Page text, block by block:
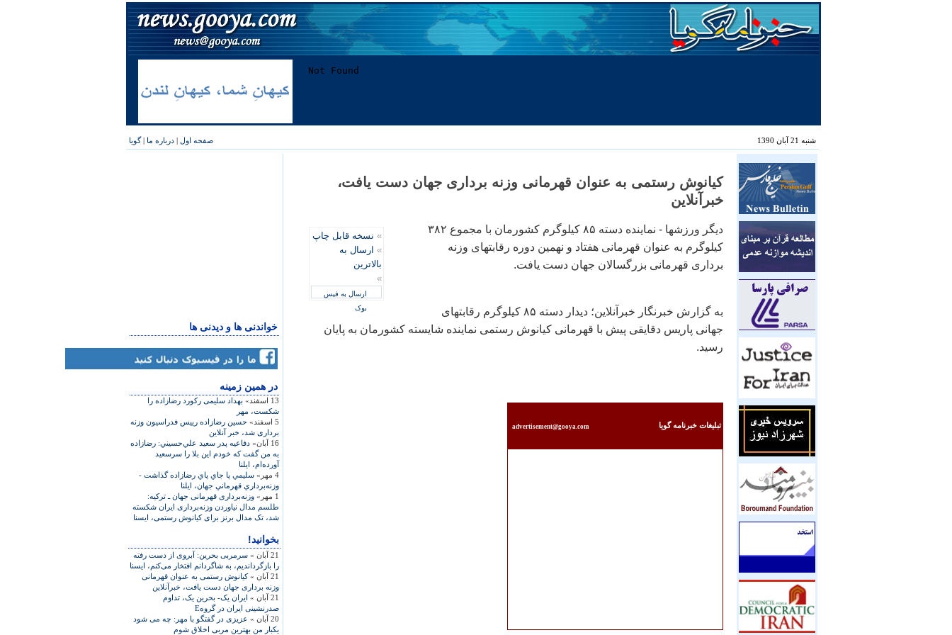
شنبه 21 آبان 1390 صفحه اول | درباره ما |گویا
خواندنی ها و دیدنی ها
در همين زمينه
13 اسفند»
بهداد سليمی رکورد رضازاده را
شکست، مهر
5 اسفند»
حسين رضازاده رييس فدراسيون وزنه
برداری شد، خبر آنلاين
16 آبان»
دفاعيه پدر سعيد علي‌حسيني: رضازاده
به من گفت كه خودم اين بلا را سرسعيد
آورده‌ام، ايلنا
4 مهر»
سليمي پا جاي پاي رضازاده گذاشت -
وزنه‌برداري قهرماني جهان، ایلنا
1 مهر»
وزنه‌برداری قهرمانی جهان ـ ترکيه:
طلسم مدال نياوردن وزنه‌برداری ايران شکسته
شد، تک مدال برنز برای کيانوش رستمی، ايسنا
بخوانید!
21 آبان »
سرمربی بحرين: آبروی از دست رفته
را بازگردانديم، به شاگردانم افتخار می‌کنم، ايسنا
21 آبان »
کيانوش رستمی به عنوان قهرمانی
وزنه برداری جهان دست يافت، خبرآنلاين
21 آبان »
ایران یک- بحرین یک، تداوم
صدرنشینی ایران در گروهE
20 آبان »
عزیزی در گفتگو با مهر: چه می شود
یکبار من بهترین مربی اخلاق شوم
کيانوش رستمی به عنوان قهرمانی وزنه برداری جهان دست يافت،
خبرآنلاين
» نسخه قابل چاپ
» ارسال به
بالاترین
»
ارسال به فیس
بوک
ديگر ورزشها - نماينده دسته ۸۵ کيلوگرم کشورمان با مجموع ۳۸۲
کيلوگرم به عنوان قهرمانی هفتاد و نهمين دوره رقابتهای وزنه
برداری قهرمانی بزرگسالان جهان دست يافت.
به گزارش خبرنگار خبرآنلاين؛ ديدار دسته ۸۵ کيلوگرم رقابتهای
جهانی پاريس دقايقی پيش با قهرمانی کيانوش رستمی نماينده شايسته کشورمان به پايان
رسيد.
تبليغات خبرنامه گويا advertisement@gooya.com